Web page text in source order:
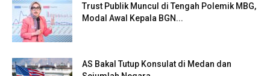
Trust Publik Muncul di Tengah Polemik MBG,
Modal Awal Kepala BGN...
AS Bakal Tutup Konsulat di Medan dan